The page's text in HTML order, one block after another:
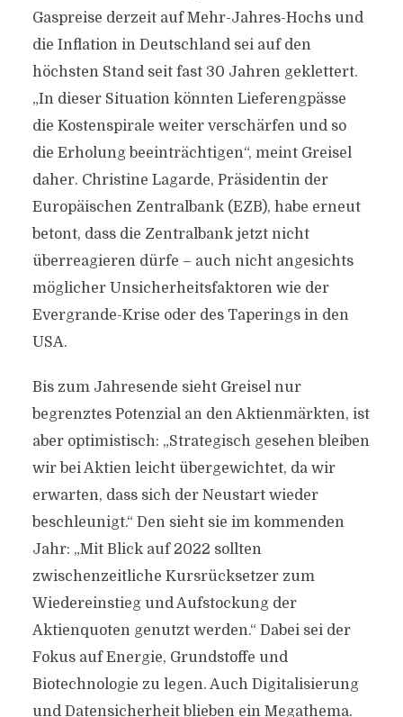
Gaspreise derzeit auf Mehr-Jahres-Hochs und
die Inflation in Deutschland sei auf den
höchsten Stand seit fast 30 Jahren geklettert.
„In dieser Situation könnten Lieferengpässe
die Kostenspirale weiter verschärfen und so
die Erholung beeinträchtigen“, meint Greisel
daher. Christine Lagarde, Präsidentin der
Europäischen Zentralbank (EZB), habe erneut
betont, dass die Zentralbank jetzt nicht
überreagieren dürfe – auch nicht angesichts
möglicher Unsicherheitsfaktoren wie der
Evergrande-Krise oder des Taperings in den
USA.
Bis zum Jahresende sieht Greisel nur
begrenztes Potenzial an den Aktienmärkten, ist
aber optimistisch: „Strategisch gesehen bleiben
wir bei Aktien leicht übergewichtet, da wir
erwarten, dass sich der Neustart wieder
beschleunigt.“ Den sieht sie im kommenden
Jahr: „Mit Blick auf 2022 sollten
zwischenzeitliche Kursrücksetzer zum
Wiedereinstieg und Aufstockung der
Aktienquoten genutzt werden.“ Dabei sei der
Fokus auf Energie, Grundstoffe und
Biotechnologie zu legen. Auch Digitalisierung
und Datensicherheit blieben ein Megathema.